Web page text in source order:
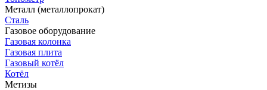
Металл (металлопрокат)
Сталь
Газовое оборудование
Газовая колонка
Газовая плита
Газовый котёл
Котёл
Метизы